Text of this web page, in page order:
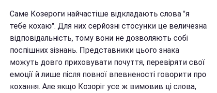
Саме Козероги найчастіше відкладають слова "я
тебе кохаю". Для них серйозні стосунки це величезна
відповідальність, тому вони не дозволяють собі
поспішних зізнань. Представники цього знака
можуть довго приховувати почуття, перевіряти свої
емоції й лише після повної впевненості говорити про
кохання. Але якщо Козоріг усе ж вимовив ці слова,